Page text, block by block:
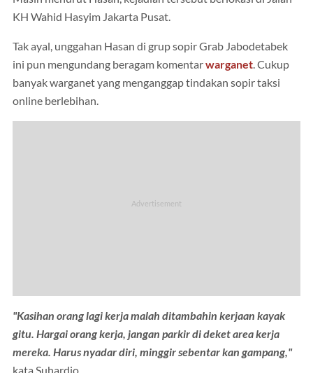
KH Wahid Hasyim Jakarta Pusat.
Tak ayal, unggahan Hasan di grup sopir Grab Jabodetabek
ini pun mengundang beragam komentarwarganet. Cukup
banyak warganet yang menganggap tindakan sopir taksi
online berlebihan.
"Kasihan orang lagi kerja malah ditambahin kerjaan kayak
gitu. Hargai orang kerja, jangan parkir di deket area kerja
mereka. Harus nyadar diri, minggir sebentar kan gampang,"
kata Suhardjo.